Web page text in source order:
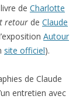
de Charlotte
retour de Claude
Autour
site officiel).
de Claude
entretien avec